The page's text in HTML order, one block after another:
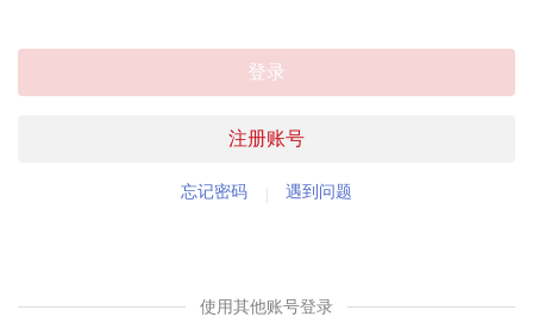
注册账号
登录
忘记密码 遇到问题
使用其他账号登录